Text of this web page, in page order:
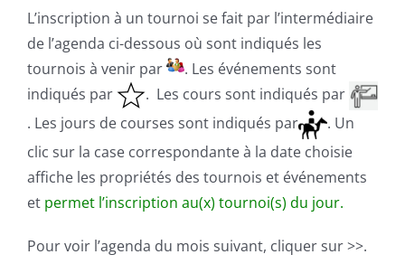
L’inscription à un tournoi se fait par l’intermédiaire
de l’agenda ci-dessous où sont indiqués les
tournois à venir par
. Les événements sont
indiqués par
. Les cours sont indiqués par
. Les jours de courses sont indiqués par
. Un
clic sur la case correspondante à la date choisie
affiche les propriétés des tournois et événements
et permet l’inscription au(x) tournoi(s) du jour.
Pour voir l’agenda du mois suivant, cliquer sur >>.